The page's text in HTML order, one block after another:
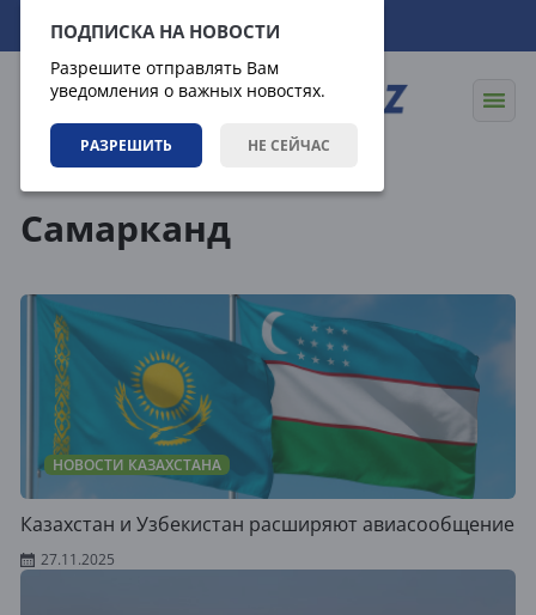
ПОДПИСКА НА НОВОСТИ
Разрешите отправлять Вам
уведомления о важных новостях.
РАЗРЕШИТЬ НЕ СЕЙЧАС
09.08.2026 04:46:24
Самарканд
НОВОСТИ КАЗАХСТАНА
Казахстан и Узбекистан расширяют авиасообщение
27.11.2025